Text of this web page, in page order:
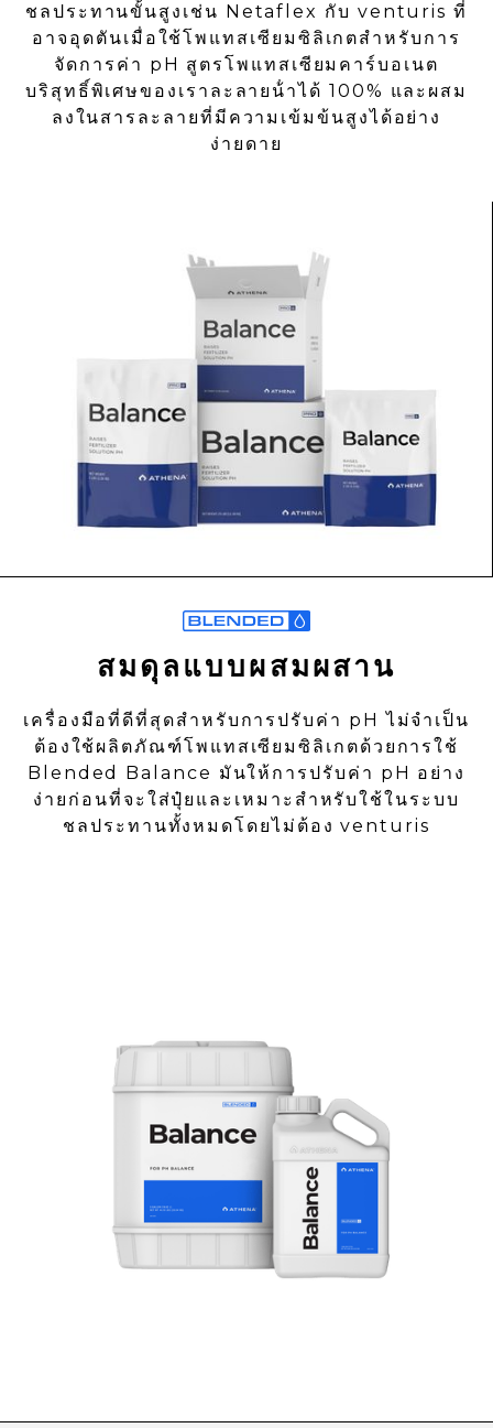
ชลประทานขั้นสูงเช่น Netaflex กับ venturis ที่
อาจอุดตันเมื่อใช้โพแทสเซียมซิลิเกตสําหรับการ
จัดการค่า pH สูตรโพแทสเซียมคาร์บอเนต
บริสุทธิ์พิเศษของเราละลายน้ําได้ 100% และผสม
ลงในสารละลายที่มีความเข้มข้นสูงได้อย่าง
ง่ายดาย
สมดุลแบบผสมผสาน
เครื่องมือที่ดีที่สุดสําหรับการปรับค่า pH ไม่จําเป็น
ต้องใช้ผลิตภัณฑ์โพแทสเซียมซิลิเกตด้วยการใช้
Blended Balance มันให้การปรับค่า pH อย่าง
ง่ายก่อนที่จะใส่ปุ๋ยและเหมาะสําหรับใช้ในระบบ
ชลประทานทั้งหมดโดยไม่ต้อง venturis